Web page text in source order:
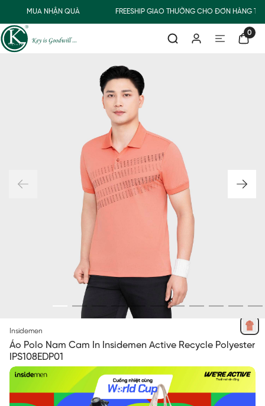
MUA NHẬN QUÀ FREESHIP GIAO THƯỜNG CHO ĐƠN HÀNG
0
Insidemen
Áo Polo Nam Cam In Insidemen Active Recycle Polyester
IPS108EDP01